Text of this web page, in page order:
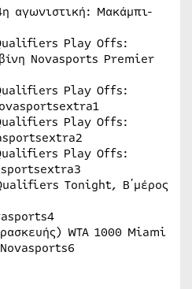
αγωνιστική: Μακάμπι-
Play Offs:
Novasports Premier
Play Offs:
Play Offs:
Play Offs:
Tonight, Β΄μέρος
WTA 1000 Miami